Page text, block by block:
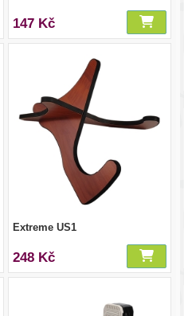
147 Kč
Extreme US1
248 Kč